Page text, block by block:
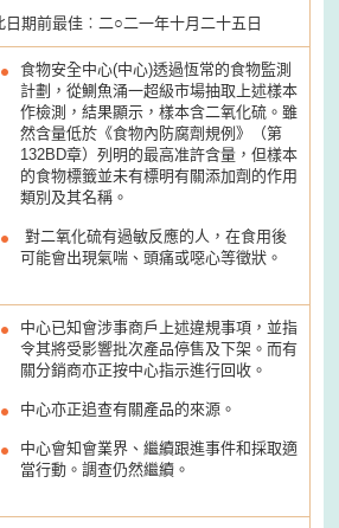
日期前最佳︰二○二一年十月二十五日
食物安全中心(中心)透過恆常的食物監測
計劃，從鰂魚涌一超級市場抽取上述樣本
作檢測，結果顯示，樣本含二氧化硫。雖
然含量低於《食物內防腐劑規例》（第
132BD章）列明的最高准許含量，但樣本
的食物標籤並未有標明有關添加劑的作用
類別及其名稱。
對二氧化硫有過敏反應的人，在食用後
可能會出現氣喘、頭痛或噁心等徵狀。
中心已知會涉事商戶上述違規事項，並指
令其將受影響批次產品停售及下架。而有
關分銷商亦正按中心指示進行回收。
中心亦正追查有關產品的來源。
中心會知會業界、繼續跟進事件和採取適
當行動。調查仍然繼續。